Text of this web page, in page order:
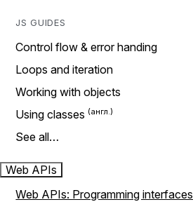
JS GUIDES
Control flow & error handing
Loops and iteration
Working with objects
Using classes
See all…
Web APIs
Web APIs: Programming interfaces